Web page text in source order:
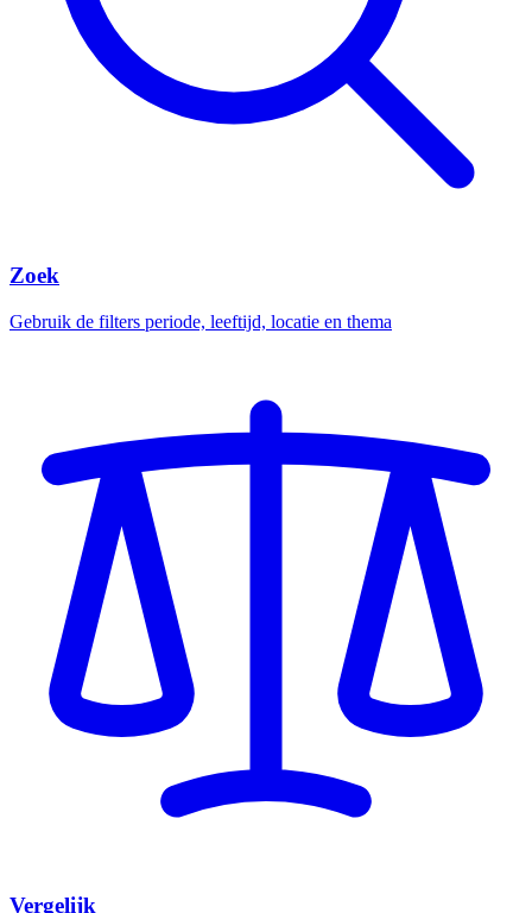
Zoek
Gebruik de filters periode, leeftijd, locatie en thema
Vergelijk